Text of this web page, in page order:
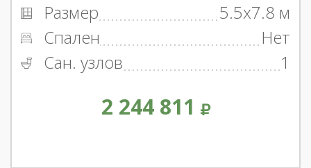
Размер
5.5x7.8 м
Спален
Нет
Сан. узлов
1
2 244 811